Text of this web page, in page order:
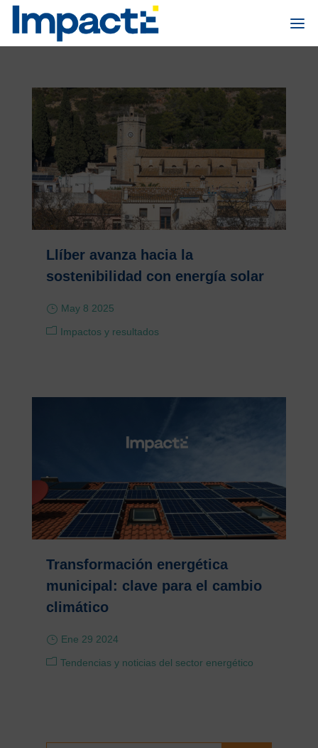
Llíber avanza hacia la
sostenibilidad con energía solar
May 8 2025
Impactos y resultados
Transformación energética
municipal: clave para el cambio
climático
Ene 29 2024
Tendencias y noticias del sector energético